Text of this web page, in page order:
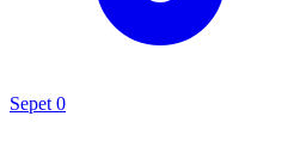
Sepet 0